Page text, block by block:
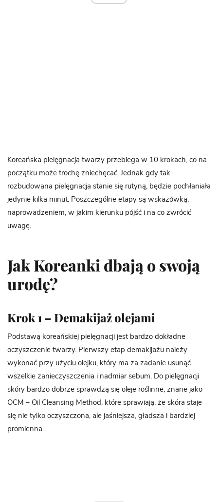
Koreańska pielęgnacja twarzy przebiega w 10 krokach, co na
początku może trochę zniechęcać. Jednak gdy tak
rozbudowana pielęgnacja stanie się rutyną, będzie pochłaniała
jedynie kilka minut. Poszczególne etapy są wskazówką,
naprowadzeniem, w jakim kierunku pójść i na co zwrócić
uwagę.
Jak Koreanki dbają o swoją
urodę?
Krok 1 – Demakijaż olejami
Podstawą koreańskiej pielęgnacji jest bardzo dokładne
oczyszczenie twarzy. Pierwszy etap demakijażu należy
wykonać przy użyciu olejku, który ma za zadanie usunąć
wszelkie zanieczyszczenia i nadmiar sebum. Do pielęgnacji
skóry bardzo dobrze sprawdzą się oleje roślinne, znane jako
OCM – Oil Cleansing Method, które sprawiają, że skóra staje
się nie tylko oczyszczona, ale jaśniejsza, gładsza i bardziej
promienna.